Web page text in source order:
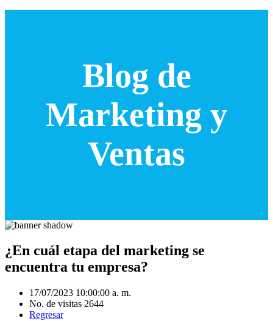
Blog de
Marketing y
Ventas
¿En cuál etapa del marketing se
encuentra tu empresa?
17/07/2023 10:00:00 a. m.
No. de visitas 2644
Regresar